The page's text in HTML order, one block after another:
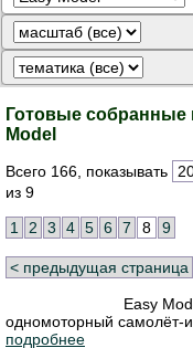
Готовые
Model
Всего 166, показывать
из 9
1
2 3 4 5 6 7 8 9
< предыдущая страница
Easy
одномоторный самолёт-
подробнее